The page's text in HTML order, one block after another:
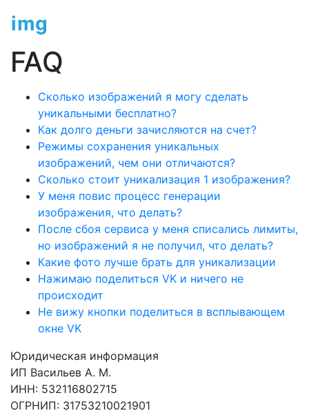
img
FAQ
Сколько изображений я могу сделать
уникальными бесплатно?
Как долго деньги зачисляются на счет?
Режимы сохранения уникальных
изображений, чем они отличаются?
Сколько стоит уникализация 1 изображения?
У меня повис процесс генерации
изображения, что делать?
После сбоя сервиса у меня списались лимиты,
но изображений я не получил, что делать?
Какие фото лучше брать для уникализации
Нажимаю поделиться VK и ничего не
происходит
Не вижу кнопки поделиться в всплывающем
окне VK
Юридическая информация
ИП Васильев А. М.
ИНН: 532116802715
ОГРНИП: 31753210021901